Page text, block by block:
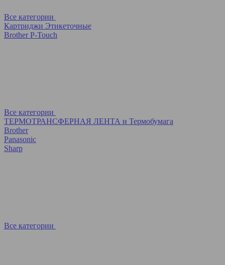
Все категории
Картриджи Этикеточные
Brother P-Touch
Все категории
ТЕРМОТРАНСФЕРНАЯ ЛЕНТА и Термобумага
Brother
Panasonic
Sharp
Все категории